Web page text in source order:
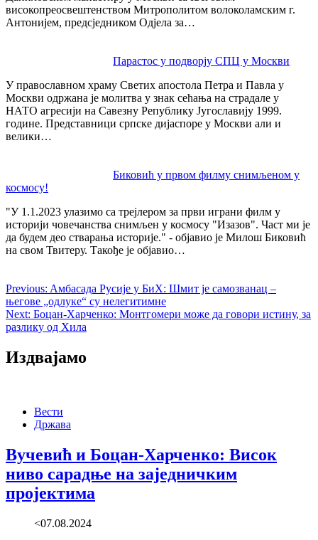
високопреосвештенством Митрополитом волоколамским г.
Антонијем, предсједником Одјела за…
Парастос у подворју СПЦ у Москви
У православном храму Светих апостола Петра и Павла у
Москви одржана је молитва у знак сећања на страдале у
НАТО агресији на Савезну Републику Југославију 1999.
године. Представници српске дијаспоре у Москви али и
велики…
Биковић у првом филму снимљеном у
космосу!
"У 1.1.2023 улазимо са трејлером за први играни филм у
историји човечанства снимљен у космосу "Изазов". Част ми је
да будем део стварања историје." - објавио је Милош Биковић
на свом Твитеру. Такође је објавио…
Previous: Aмбасада Русије у БиХ: Шмит је самозванац –
његове „одлуке“ су нелегитимне
Next: Боцан-Харченко: Монтгомери може да говори истину, за
разлику од Хила
Издвајамо
Вести
Држава
Вучевић и Боцан-Харченко: Висок
ниво сарадње на заједничким
пројектима
<07.08.2024